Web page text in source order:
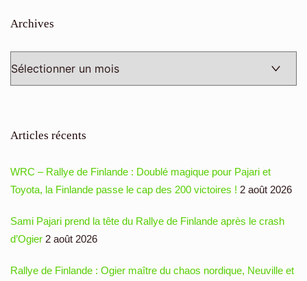
Archives
Articles récents
WRC – Rallye de Finlande : Doublé magique pour Pajari et
Toyota, la Finlande passe le cap des 200 victoires ! 2 août 2026
Sami Pajari prend la tête du Rallye de Finlande après le crash
d’Ogier 2 août 2026
Rallye de Finlande : Ogier maître du chaos nordique, Neuville et